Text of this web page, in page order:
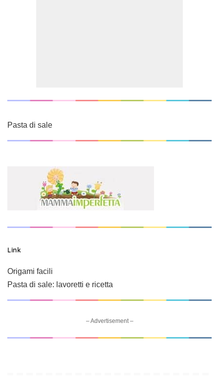
Pasta di sale
Link
Origami facili
Pasta di sale: lavoretti e ricetta
– Advertisement –